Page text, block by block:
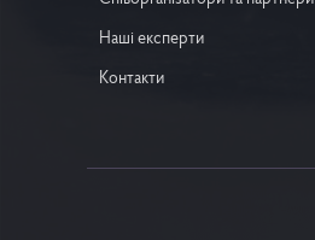
Наші експерти
Контакти